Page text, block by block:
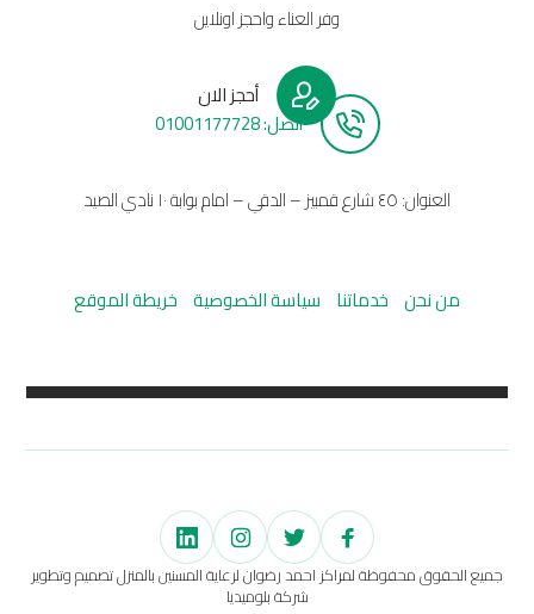
وفر العناء واحجز اونلاين
أحجز الان
أتصل: 01001177728
العنوان: ٤٥ شارع قمبيز – الدقي – امام بوابة ١٠ نادي الصيد
من نحن خدماتنا سياسة الخصوصية خريطة الموقع
جميع الحقوق محفوظة لمراكز احمد رضوان لرعاية المسنين بالمنزل تصميم وتطوير
شركة بلوميديا